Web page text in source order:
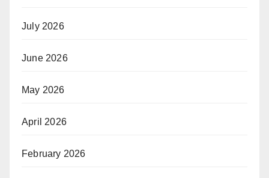
July 2026
June 2026
May 2026
April 2026
February 2026